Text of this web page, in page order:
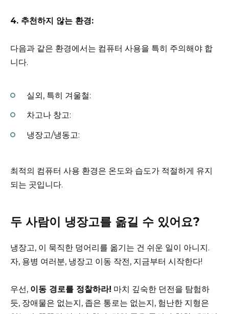
4. 추천하지 않는 환경:
다음과 같은 환경에서는 컴퓨터 사용을 특히 주의해야 합
니다.
실외, 특히 겨울철:
차고나 창고:
냉장고/냉동고:
최적의 컴퓨터 사용 환경은 온도와 습도가 적절하게 유지
되는 곳입니다.
두 사람이 냉장고를 옮길 수 있어요?
냉장고, 이 묵직한 덩어리를 옮기는 건 쉬운 일이 아니지.
자, 용병 여러분, 냉장고 이동 작전, 지금부터 시작한다!
우선, 이동 경로를 정찰하라! 마치 깊숙한 던전을 탐험하
듯, 장애물은 없는지, 좁은 통로는 없는지, 험난한 지형은